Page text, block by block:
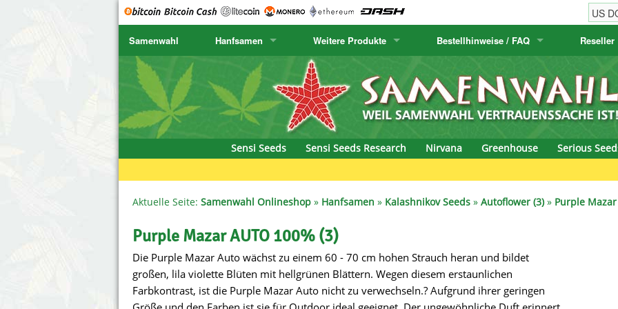
Samenwahl Hanfsamen
SENSI SEEDS
SENSI SEEDS RESEARCH
NIRVANA
SERIOUS SEEDS
SPLIFF SEEDS
Ace Seeds
Anaconda Seeds
CBD Crew
Chronic & Caviar
Delicious Seeds
Dr. Underground Seeds
Dutch Passion
Empire Seeds
Exotic Seeds
Humboldt Seed Company
Humboldt Seeds
Kannabia
krauTHCollective
La Semilla Automatica
Positronics
Prana Medical
Ripper Seeds
Weitere Produkte
Kakteensamen
Kanarische Flora
Bestellhinweise / FAQ
Bestellhinweise
Versandhinweise
Reseller
E-MAIL
PASSWORT
Sensi Seeds Sensi Seeds Research Nirvana Greenhouse Serious
Aktuelle Seite: Samenwahl Onlineshop » Hanfsamen » Kalashnikov Seeds » Autoflower (3)» Purple Mazar
Purple Mazar AUTO 100% (3)
Die Purple Mazar Auto wächst zu einem 60 - 70 cm hohen Strauch heran und bildet
großen, lila violette Blüten mit hellgrünen Blättern. Wegen diesem erstaunlichen
Farbkontrast, ist die Purple Mazar Auto nicht zu verwechseln.? Aufgrund ihrer geringen